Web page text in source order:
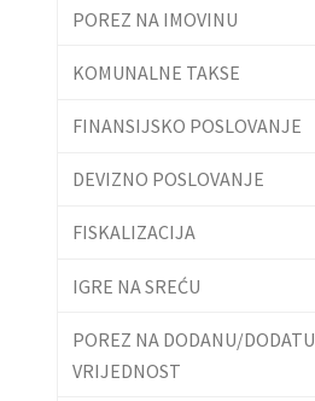
POREZ NA IMOVINU
KOMUNALNE TAKSE
FINANSIJSKO POSLOVANJE
DEVIZNO POSLOVANJE
FISKALIZACIJA
IGRE NA SREĆU
POREZ NA DODANU/DODATU
VRIJEDNOST